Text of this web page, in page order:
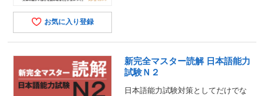
お気に入り登録
新完全マスター読解 日本語能力
試験Ｎ２
日本語能力試験対策としてだけでな